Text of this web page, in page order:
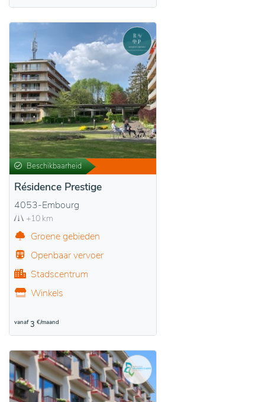
Beschikbaarheid
Résidence Prestige
4053-Embourg
+10 km
Groene gebieden
Openbaar vervoer
Stadscentrum
Winkels
vanaf 3 €/maand